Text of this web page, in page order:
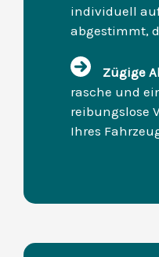
individuell
abgestimmt,
Zügige
rasche und
reibungslose
Ihres